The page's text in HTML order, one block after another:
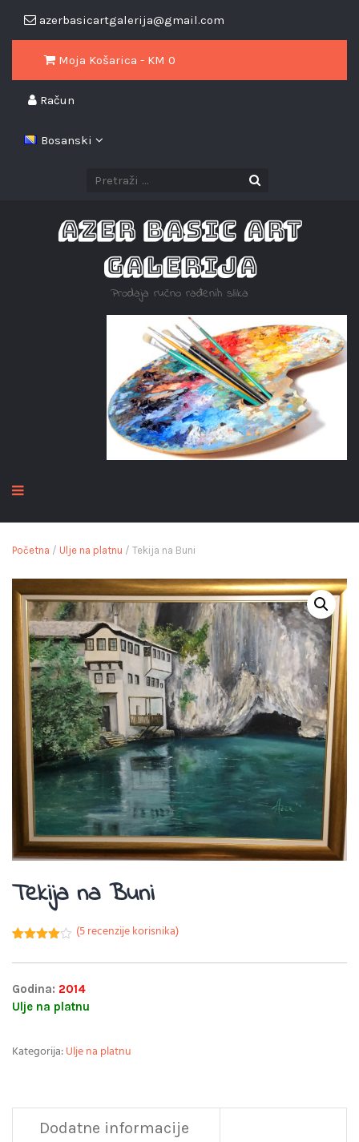
azerbasicartgalerija@gmail.com
Moja Košarica - KM 0
Račun
Bosanski
AZER BASIC ART
GALERIJA
Prodaja ručno rađenih slika
Početna / Ulje na platnu / Tekija na Buni
Tekija na Buni
ocjene:
ukupno 5
(
korisnika)
(5recenzije korisnika)
Godina: 2014
Ulje na platnu
Kategorija:Ulje na platnu
Dodatne informacije